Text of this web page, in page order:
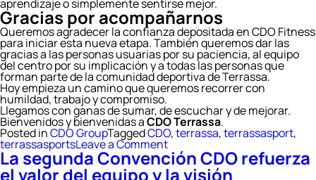
aprendizaje o simplemente sentirse mejor.
Gracias por acompañarnos
Queremos agradecer la confianza depositada en CDO Fitness
para iniciar esta nueva etapa. También queremos dar las
gracias a las personas usuarias por su paciencia, al equipo
del centro por su implicación y a todas las personas que
forman parte de la comunidad deportiva de Terrassa.
Hoy empieza un camino que queremos recorrer con
humildad, trabajo y compromiso.
Llegamos con ganas de sumar, de escuchar y de mejorar.
Bienvenidos y bienvenidas aCDO Terrassa.
Posted inCDO GroupTaggedCDO,terrassa,terrassasport,
terrassasportsLeave a Commenton
Terrassasports
inicia
La segunda Convención CDO refuerza
el valor del equipo y la visión